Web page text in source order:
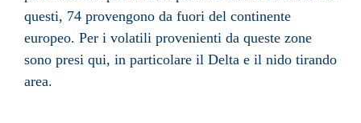
questi, 74 provengono da fuori del continente
europeo. Per i volatili provenienti da queste zone
sono presi qui, in particolare il Delta e il nido tirando
area.